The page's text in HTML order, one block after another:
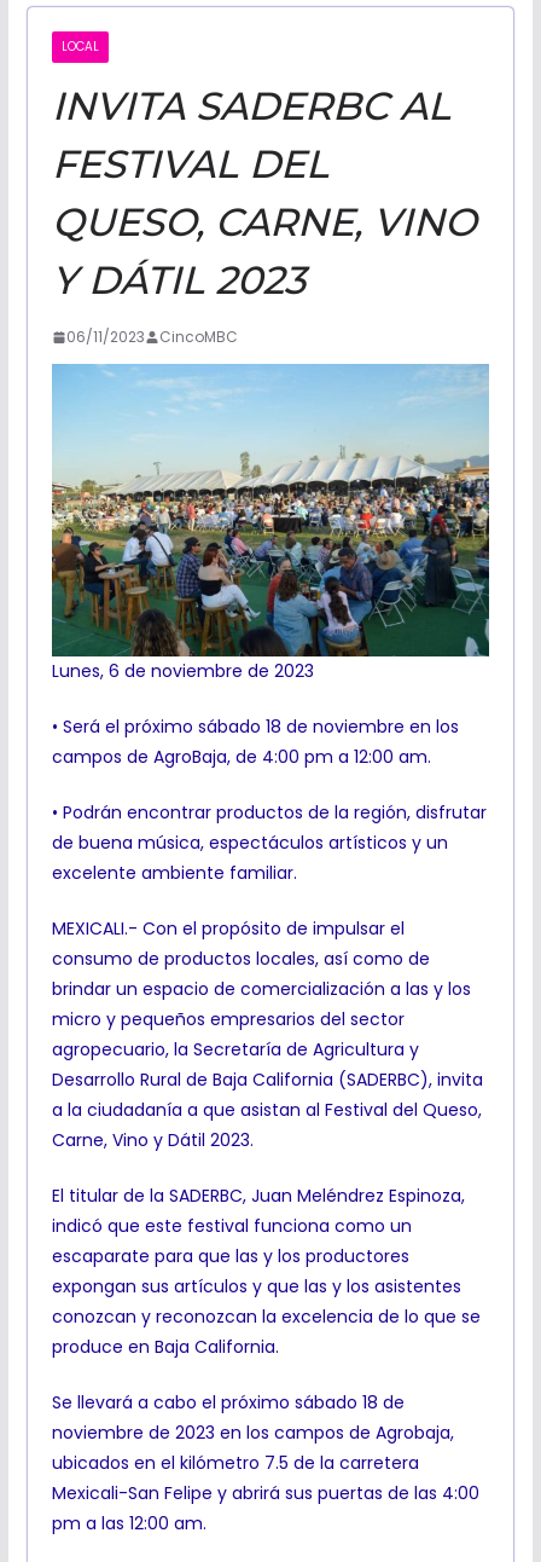
NOTICIAS
LOCAL
INVITA SADERBC AL
FESTIVAL DEL
QUESO, CARNE, VINO
Y DÁTIL 2023
06/11/2023 CincoMBC
Lunes, 6 de noviembre de 2023
• Será el próximo sábado 18 de noviembre en los
campos de AgroBaja, de 4:00 pm a 12:00 am.
• Podrán encontrar productos de la región, disfrutar
de buena música, espectáculos artísticos y un
excelente ambiente familiar.
MEXICALI.- Con el propósito de impulsar el
consumo de productos locales, así como de
brindar un espacio de comercialización a las y los
micro y pequeños empresarios del sector
agropecuario, la Secretaría de Agricultura y
Desarrollo Rural de Baja California (SADERBC), invita
a la ciudadanía a que asistan al Festival del Queso,
Carne, Vino y Dátil 2023.
El titular de la SADERBC, Juan Meléndrez Espinoza,
indicó que este festival funciona como un
escaparate para que las y los productores
expongan sus artículos y que las y los asistentes
conozcan y reconozcan la excelencia de lo que se
produce en Baja California.
Se llevará a cabo el próximo sábado 18 de
noviembre de 2023 en los campos de Agrobaja,
ubicados en el kilómetro 7.5 de la carretera
Mexicali-San Felipe y abrirá sus puertas de las 4:00
pm a las 12:00 am.